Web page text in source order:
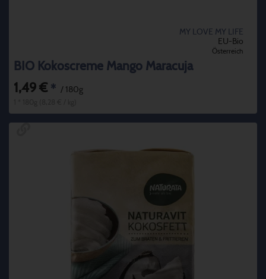
MY LOVE MY LIFE
EU-Bio
Österreich
BIO Kokoscreme Mango Maracuja
1,49 € * / 180g